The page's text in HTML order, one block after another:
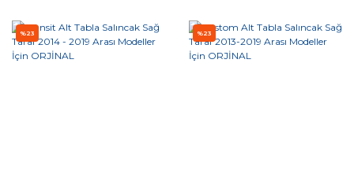
%23 %23